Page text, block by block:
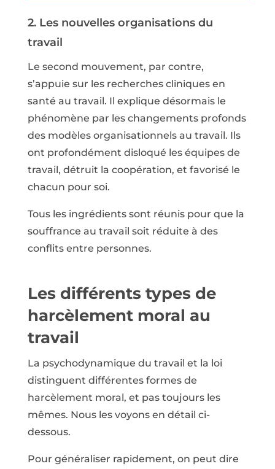
2. Les nouvelles organisations du
travail
Le second mouvement, par contre,
s’appuie sur les recherches cliniques en
santé au travail. Il explique désormais le
phénomène par les changements profonds
des modèles organisationnels au travail. Ils
ont profondément disloqué les équipes de
travail, détruit la coopération, et favorisé le
chacun pour soi.
Tous les ingrédients sont réunis pour que la
souffrance au travail soit réduite à des
conflits entre personnes.
Les différents types de
harcèlement moral au
travail
La psychodynamique du travail et la loi
distinguent différentes formes de
harcèlement moral, et pas toujours les
mêmes. Nous les voyons en détail ci-
dessous.
Pour généraliser rapidement, on peut dire